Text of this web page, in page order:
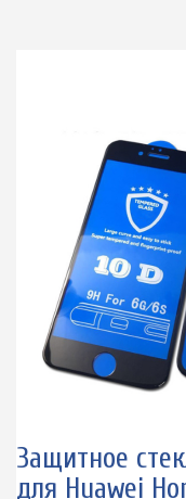
Защитное
для Huawei